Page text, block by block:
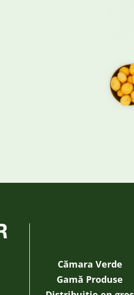
Cămara Verde
Gamă Produse